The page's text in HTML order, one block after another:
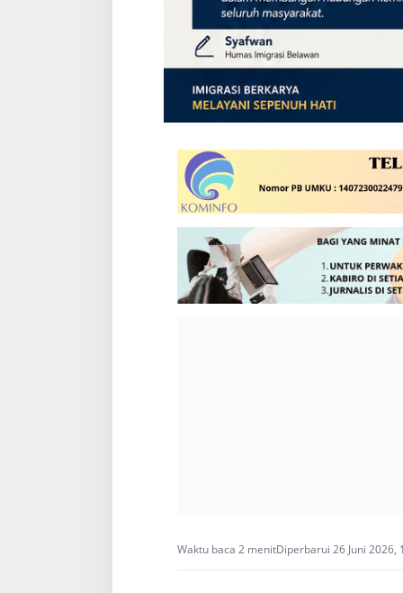
Waktu baca 2 menitDiperbarui 26 Juni 2026,